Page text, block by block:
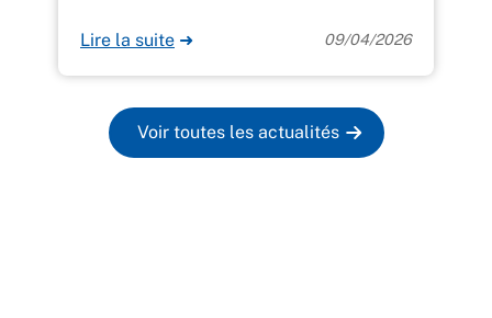
Lire la suite ➜ 09/04/2026
Voir toutes les actualités